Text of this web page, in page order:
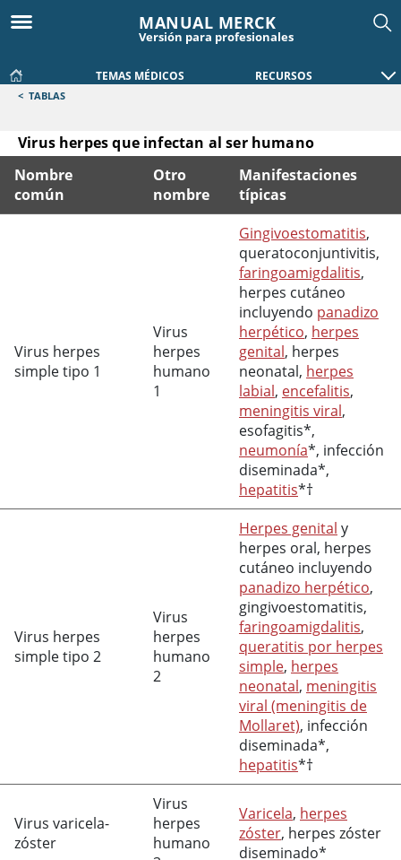
MANUAL MERCK
Versión para profesionales
TEMAS MÉDICOS RECURSOS
< TABLAS
Virus herpes que infectan al ser humano
Virus herpes que infectan al ser humano
Nombre
común
Otro
nombre
Manifestaciones
típicas
Virus herpes
simple tipo 1
Virus
herpes
humano
1
Gingivoestomatitis,
queratoconjuntivitis,
faringoamigdalitis,
herpes cutáneo
incluyendo panadizo
herpético, herpes
genital, herpes
neonatal, herpes
labial, encefalitis,
meningitis viral,
esofagitis*,
neumonía*, infección
diseminada*,
hepatitis*†
Virus herpes
simple tipo 2
Virus
herpes
humano
2
Herpes genital y
herpes oral, herpes
cutáneo incluyendo
panadizo herpético,
gingivoestomatitis,
faringoamigdalitis,
queratitis por herpes
simple, herpes
neonatal, meningitis
viral (meningitis de
Mollaret), infección
diseminada*,
hepatitis*†
Virus varicela-
zóster
Virus
herpes
humano
Varicela, herpes
zóster, herpes zóster
diseminado*